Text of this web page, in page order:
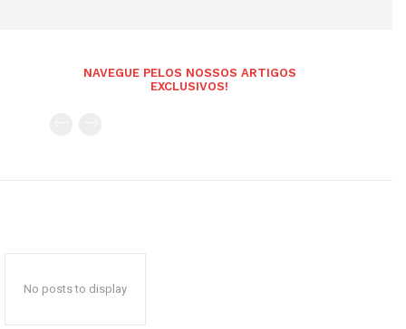
NAVEGUE PELOS NOSSOS ARTIGOS
EXCLUSIVOS!
No posts to display